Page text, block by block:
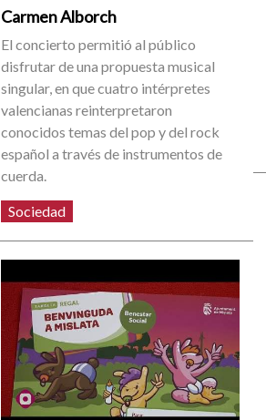
Carmen Alborch
El concierto permitió al público
disfrutar de una propuesta musical
singular, en que cuatro intérpretes
valencianas reinterpretaron
conocidos temas del pop y del rock
español a través de instrumentos de
cuerda.
Sociedad